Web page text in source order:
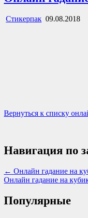
Стикерпак 09.08.2018
Вернуться к списку
Навигация по
← Онлайн гадание на
Онлайн гадание на
Популярные